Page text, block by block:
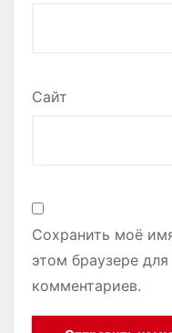
Сайт
Сохранить моё
этом браузере
комментариев.